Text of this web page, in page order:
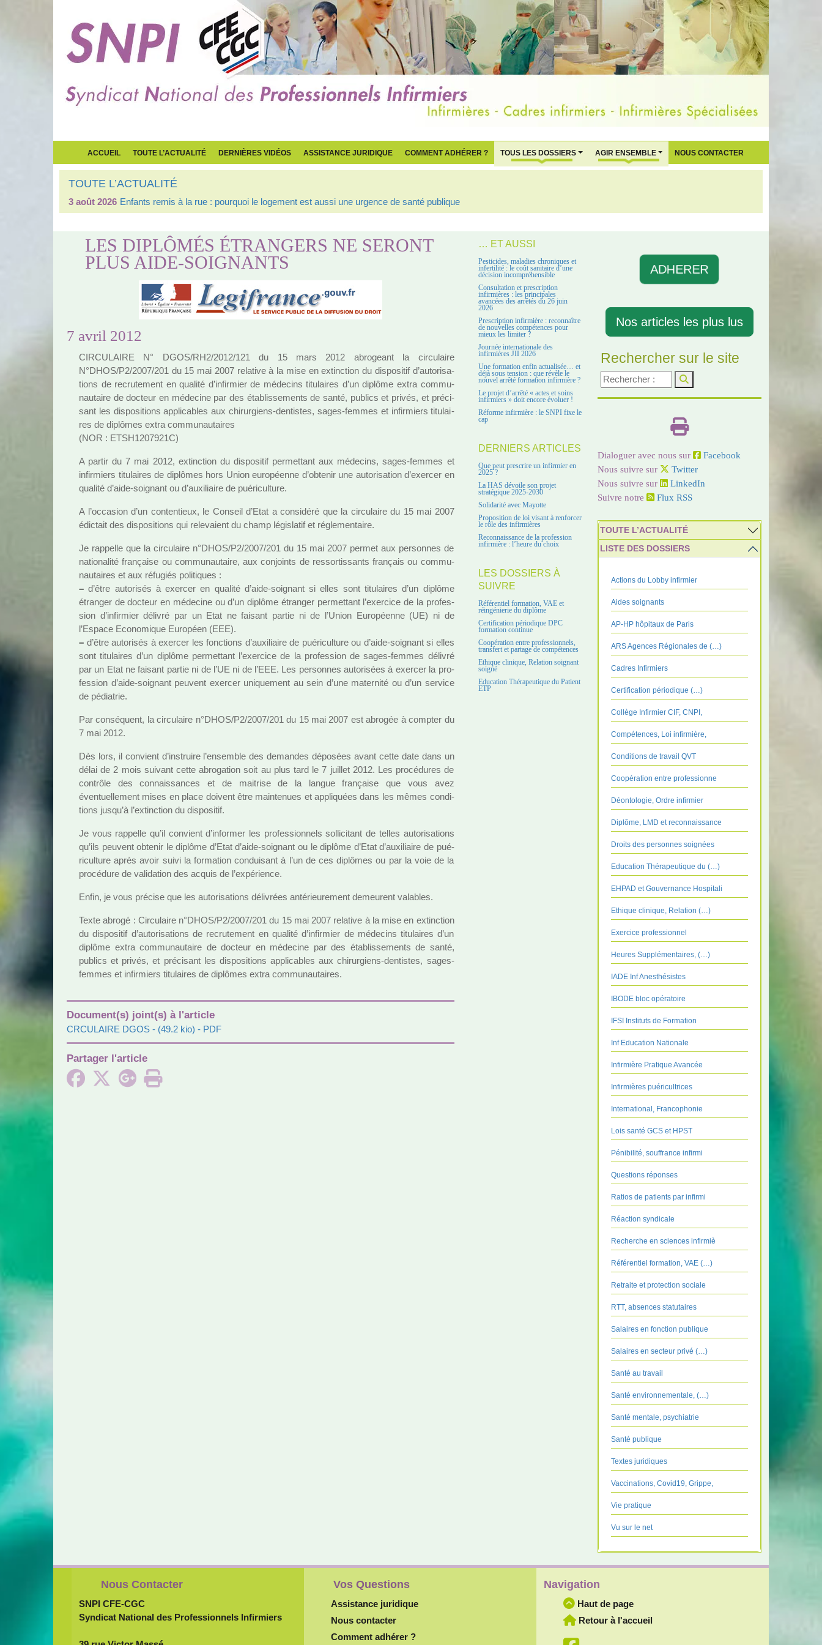
ACCUEIL TOUTE L’ACTUALITÉ DERNIÈRES VIDÉOS ASSISTANCE JURIDIQUE COMMENT ADHÉRER ? TOUS LES DOSSIERS AGIR ENSEMBLE NOUS CONTACTER
TOUTE L’ACTUALITÉ
3 août 2026 Enfants remis à la rue : pourquoi le logement est aussi une urgence de santé publique
LES DIPLÔMÉS ÉTRANGERS NE SERONT
PLUS AIDE-SOIGNANTS
7 avril 2012
CIRCULAIRE N° DGOS/RH2/2012/121 du 15 mars 2012 abro­geant la cir­cu­laire
N°DHOS/P2/2007/201 du 15 mai 2007 rela­tive à la mise en extinc­tion du dis­po­si­tif d’auto­ri­sa­
tions de recru­te­ment en qua­lité d’infir­mier de méde­cins titu­lai­res d’un diplôme extra com­mu­
nau­taire de doc­teur en méde­cine par des établissements de santé, publics et privés, et pré­ci­
sant les dis­po­si­tions appli­ca­bles aux chi­rur­giens-den­tis­tes, sages-femmes et infir­miers titu­lai­
res de diplô­mes extra com­mu­nau­tai­res
(NOR : ETSH1207921C)
A partir du 7 mai 2012, extinc­tion du dis­po­si­tif per­met­tant aux méde­cins, sages-femmes et
infir­miers titu­lai­res de diplô­mes hors Union euro­péenne d’obte­nir une auto­ri­sa­tion d’exer­cer en
qua­lité d’aide-soi­gnant ou d’auxi­liaire de pué­ri­culture.
A l’occa­sion d’un conten­tieux, le Conseil d’Etat a consi­déré que la cir­cu­laire du 15 mai 2007
édictait des dis­po­si­tions qui rele­vaient du champ légis­la­tif et régle­men­taire.
Je rap­pelle que la cir­cu­laire n°DHOS/P2/2007/201 du 15 mai 2007 permet aux per­son­nes de
natio­na­lité fran­çaise ou com­mu­nau­taire, aux conjoints de res­sor­tis­sants fran­çais ou com­mu­
nau­tai­res et aux réfu­giés poli­ti­ques :
– d’être auto­ri­sés à exer­cer en qua­lité d’aide-soi­gnant si elles sont titu­lai­res d’un diplôme
étranger de doc­teur en méde­cine ou d’un diplôme étranger per­met­tant l’exer­cice de la pro­fes­
sion d’infir­mier déli­vré par un Etat ne fai­sant partie ni de l’Union Européenne (UE) ni de
l’Espace Economique Européen (EEE).
– d’être auto­ri­sés à exer­cer les fonc­tions d’auxi­liaire de pué­ri­culture ou d’aide-soi­gnant si elles
sont titu­lai­res d’un diplôme per­met­tant l’exer­cice de la pro­fes­sion de sages-femmes déli­vré
par un Etat ne fai­sant partie ni de l’UE ni de l’EEE. Les per­son­nes auto­ri­sées à exer­cer la pro­
fes­sion d’aide-soi­gnant peu­vent exer­cer uni­que­ment au sein d’une mater­nité ou d’un ser­vice
de pédia­trie.
Par consé­quent, la cir­cu­laire n°DHOS/P2/2007/201 du 15 mai 2007 est abro­gée à comp­ter du
7 mai 2012.
Dès lors, il convient d’ins­truire l’ensem­ble des deman­des dépo­sées avant cette date dans un
délai de 2 mois sui­vant cette abro­ga­tion soit au plus tard le 7 juillet 2012. Les pro­cé­du­res de
contrôle des connais­san­ces et de mai­trise de la langue fran­çaise que vous avez
éventuellement mises en place doi­vent être main­te­nues et appli­quées dans les mêmes condi­
tions jusqu’à l’extinc­tion du dis­po­si­tif.
Je vous rap­pelle qu’il convient d’infor­mer les pro­fes­sion­nels sol­li­ci­tant de telles auto­ri­sa­tions
qu’ils peu­vent obte­nir le diplôme d’Etat d’aide-soi­gnant ou le diplôme d’Etat d’auxi­liaire de pué­
ri­culture après avoir suivi la for­ma­tion condui­sant à l’un de ces diplô­mes ou par la voie de la
pro­cé­dure de vali­da­tion des acquis de l’expé­rience.
Enfin, je vous pré­cise que les auto­ri­sa­tions déli­vrées anté­rieu­re­ment demeu­rent vala­bles.
Texte abrogé : Circulaire n°DHOS/P2/2007/201 du 15 mai 2007 rela­tive à la mise en extinc­tion
du dis­po­si­tif d’auto­ri­sa­tions de recru­te­ment en qua­lité d’infir­mier de méde­cins titu­lai­res d’un
diplôme extra com­mu­nau­taire de doc­teur en méde­cine par des établissements de santé,
publics et privés, et pré­ci­sant les dis­po­si­tions appli­ca­bles aux chi­rur­giens-den­tis­tes, sages-
femmes et infir­miers titu­lai­res de diplô­mes extra com­mu­nau­tai­res.
Document(s) joint(s) à l'article
CRCULAIRE DGOS - (49.2 kio) - PDF
Partager l'article
… ET AUSSI
Pesticides, maladies chroniques et
infertilité : le coût sanitaire d’une
décision incompréhensible
Consultation et prescription
infirmières : les principales
avancées des arrêtés du 26 juin
2026
Prescription infirmière : reconnaître
de nouvelles compétences pour
mieux les limiter ?
Journée internationale des
infirmières JII 2026
Une formation enfin actualisée… et
déjà sous tension : que révèle le
nouvel arrêté formation infirmière ?
Le projet d’arrêté « actes et soins
infirmiers » doit encore évoluer !
Réforme infirmière : le SNPI fixe le
cap
DERNIERS ARTICLES
Que peut prescrire un infirmier en
2025 ?
La HAS dévoile son projet
stratégique 2025-2030
Solidarité avec Mayotte
Proposition de loi visant à renforcer
le rôle des infirmières
Reconnaissance de la profession
infirmière : l’heure du choix
LES DOSSIERS À
SUIVRE
Référentiel formation, VAE et
réingénierie du diplôme
Certification périodique DPC
formation continue
Coopération entre professionnels,
transfert et partage de compétences
Ethique clinique, Relation soignant
soigné
Education Thérapeutique du Patient
ETP
ADHERER
Nos articles les plus lus
Rechercher sur le site
Dialoguer avec nous sur
Facebook
Nous suivre sur
Twitter
Nous suivre sur
LinkedIn
Suivre notre
Flux RSS
TOUTE L’ACTUALITÉ
LISTE DES DOSSIERS
Actions du Lobby infirmier
Aides soignants
AP-HP hôpitaux de Paris
ARS Agences Régionales de (…)
Cadres Infirmiers
Certification périodique (…)
Collège Infirmier CIF, CNPI,
Compétences, Loi infirmière,
Conditions de travail QVT
Coopération entre professionne
Déontologie, Ordre infirmier
Diplôme, LMD et reconnaissance
Droits des personnes soignées
Education Thérapeutique du (…)
EHPAD et Gouvernance Hospitali
Ethique clinique, Relation (…)
Exercice professionnel
Heures Supplémentaires, (…)
IADE Inf Anesthésistes
IBODE bloc opératoire
IFSI Instituts de Formation
Inf Education Nationale
Infirmière Pratique Avancée
Infirmières puéricultrices
International, Francophonie
Lois santé GCS et HPST
Pénibilité, souffrance infirmi
Questions réponses
Ratios de patients par infirmi
Réaction syndicale
Recherche en sciences infirmiè
Référentiel formation, VAE (…)
Retraite et protection sociale
RTT, absences statutaires
Salaires en fonction publique
Salaires en secteur privé (…)
Santé au travail
Santé environnementale, (…)
Santé mentale, psychiatrie
Santé publique
Textes juridiques
Vaccinations, Covid19, Grippe,
Vie pratique
Vu sur le net
Nous Contacter
SNPI CFE-CGC
Syndicat National des Professionnels Infirmiers
Vos Questions
Assistance juridique
Nous contacter
Comment adhérer ?
Navigation
Haut de page
Retour à l'accueil